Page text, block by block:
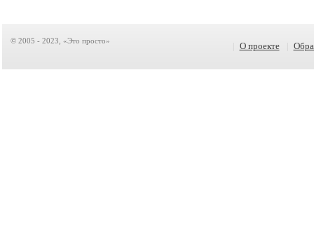
© 2005 - 2023, «Это просто» О проекте